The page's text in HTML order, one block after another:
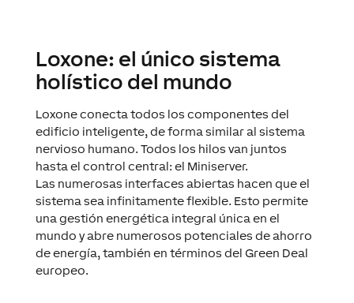
Loxone: el único sistema
holístico del mundo
Loxone conecta todos los componentes del
edificio inteligente, de forma similar al sistema
nervioso humano. Todos los hilos van juntos
hasta el control central: el Miniserver.
Las numerosas interfaces abiertas hacen que el
sistema sea infinitamente flexible. Esto permite
una gestión energética integral única en el
mundo y abre numerosos potenciales de ahorro
de energía, también en términos del Green Deal
europeo.